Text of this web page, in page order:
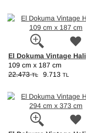
El Dokuma Vintage Hali
109 cm x 187 cm
22.473TL 9.713 TL